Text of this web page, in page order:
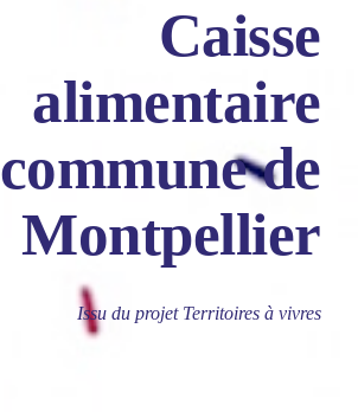
Caisse
alimentaire
commune de
Montpellier
Issu du projet Territoires à vivres